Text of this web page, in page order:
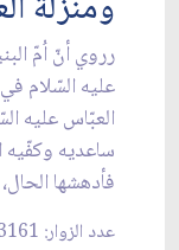
رروي أنّ اُمّ
عليه السّلام
العبّاس عليه
ساعديه وكفّيه
فأدهشها
عدد الزوار: 3161